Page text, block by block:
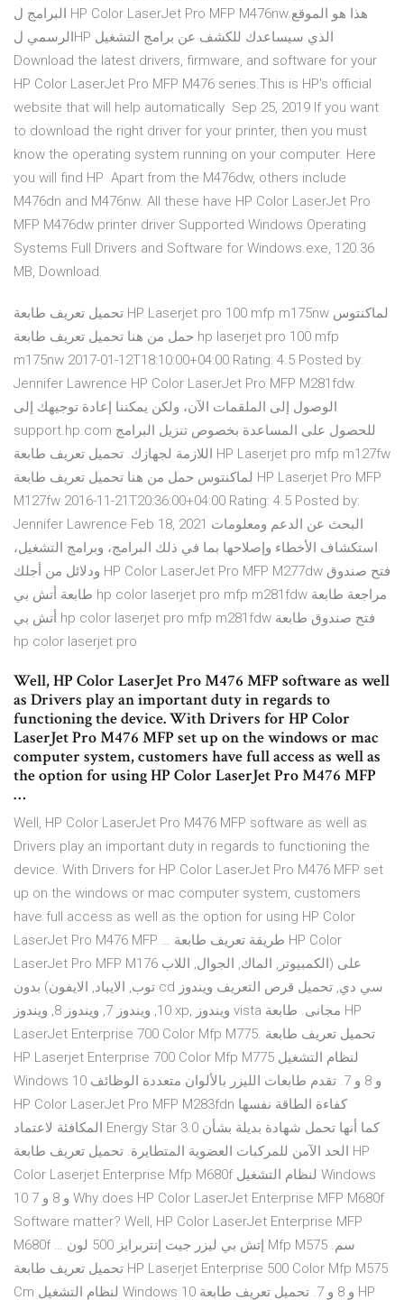
البرامج ل HP Color LaserJet Pro MFP M476nw.هذا هو الموقع
الرسمي لHP الذي سيساعدك للكشف عن برامج التشغيل
Download the latest drivers, firmware, and software for your
HP Color LaserJet Pro MFP M476 series.This is HP's official
website that will help automatically Sep 25, 2019 If you want
to download the right driver for your printer, then you must
know the operating system running on your computer. Here
you will find HP Apart from the M476dw, others include
M476dn and M476nw. All these have HP Color LaserJet Pro
MFP M476dw printer driver Supported Windows Operating
Systems Full Drivers and Software for Windows.exe, 120.36
MB, Download.
تحميل تعريف طابعة HP Laserjet pro 100 mfp m175nw لماكنتوس
حمل من هنا تحميل تعريف طابعة hp laserjet pro 100 mfp
m175nw 2017-01-12T18:10:00+04:00 Rating: 4.5 Posted by:
Jennifer Lawrence HP Color LaserJet Pro MFP M281fdw.
الوصول إلى الملقمات الآن، ولكن يمكننا إعادة توجيهك إلى
‎support.hp.com ‎‏ للحصول على المساعدة بخصوص تنزيل البرامج
اللازمة لجهازك. تحميل تعريف طابعة HP Laserjet pro mfp m127fw
لماكنتوس حمل من هنا تحميل تعريف طابعة HP Laserjet Pro MFP
M127fw 2016-11-21T20:36:00+04:00 Rating: 4.5 Posted by:
Jennifer Lawrence Feb 18, 2021 البحث عن الدعم ومعلومات
استكشاف الأخطاء وإصلاحها بما في ذلك البرامج، وبرامج التشغيل،
ودلائل من أجلك HP Color LaserJet Pro MFP M277dw فتح صندوق
طابعة أتش بي hp color laserjet pro mfp m281fdw مراجعة طابعة
أتش بي hp color laserjet pro mfp m281fdw فتح صندوق طابعة
hp color laserjet pro
Well, HP Color LaserJet Pro M476 MFP software as well
as Drivers play an important duty in regards to
functioning the device. With Drivers for HP Color
LaserJet Pro M476 MFP set up on the windows or mac
computer system, customers have full access as well as
the option for using HP Color LaserJet Pro M476 MFP
…
Well, HP Color LaserJet Pro M476 MFP software as well as
Drivers play an important duty in regards to functioning the
device. With Drivers for HP Color LaserJet Pro M476 MFP set
up on the windows or mac computer system, customers
have full access as well as the option for using HP Color
LaserJet Pro M476 MFP … طريقة تعريف طابعة HP Color
LaserJet Pro MFP M176 على (الكمبيوتر, الماك, الجوال, اللاب
توب, الايباد, الايفون) بدون cd سي دي, تحميل قرص التعريف ويندوز
10, ويندوز 7, ويندوز 8, ويندوز xp, ويندوز vista مجانى. طابعة HP
LaserJet Enterprise 700 Color Mfp M775. تحميل تعريف طابعة
HP Laserjet Enterprise 700 Color Mfp M775 لنظام التشغيل
Windows 10 و 8 و 7. تقدم طابعات الليزر بالألوان متعددة الوظائف
HP Color LaserJet Pro MFP M283fdn كفاءة الطاقة نفسها
المكافئة لاعتماد Energy Star 3.0 كما أنها تحمل شهادة بديلة بشأن
الحد الآمن للمركبات العضوية المتطايرة. تحميل تعريف طابعة HP
Color Laserjet Enterprise Mfp M680f لنظام التشغيل Windows
10 و 8 و 7 Why does HP Color LaserJet Enterprise MFP M680f
Software matter? Well, HP Color LaserJet Enterprise MFP
M680f … إتش بي ليزر جيت إنتربرايز 500 لون Mfp M575 سم.
تحميل تعريف طابعة HP Laserjet Enterprise 500 Color Mfp M575
Cm لنظام التشغيل Windows 10 و 8 و 7. تحميل تعريف طابعة HP